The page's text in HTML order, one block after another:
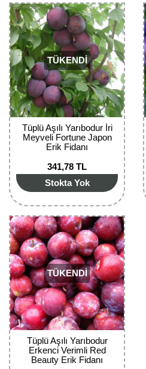
TÜKENDİ
Tüplü Aşılı Yarıbodur İri
Meyveli Fortune Japon
Erik Fidanı
341,78 TL
Stokta Yok
TÜKENDİ
Tüplü Aşılı Yarıbodur
Erkenci Verimli Red
Beauty Erik Fidanı
Zeytin Fidanı